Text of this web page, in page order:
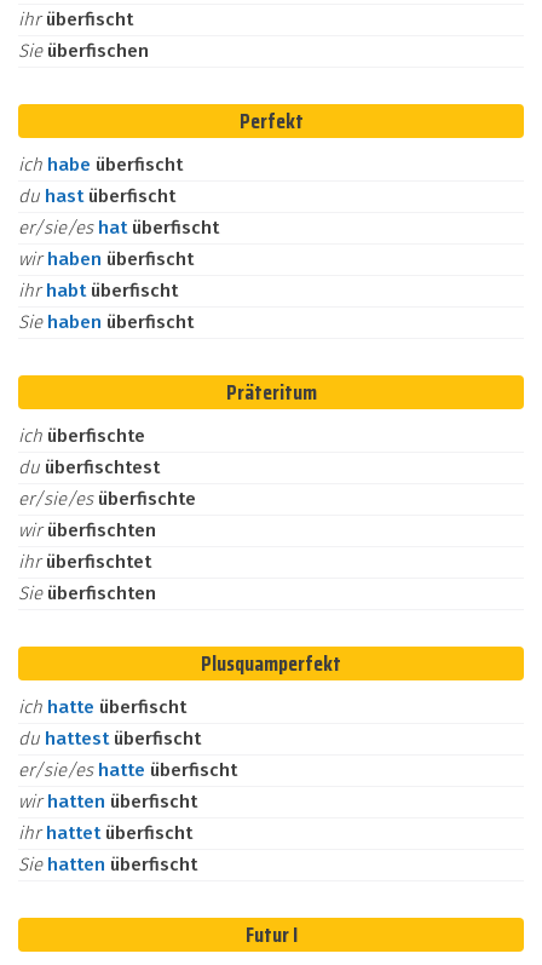
ihrüberfischt
Sie überfischen
Perfekt
ich habe überfischt
du hast überfischt
er/sie/es hat überfischt
wirhaben überfischt
ihrhabt überfischt
Sie haben überfischt
Präteritum
ich überfischte
du überfischtest
er/sie/es überfischte
wirüberfischten
ihrüberfischtet
Sie überfischten
Plusquamperfekt
ich hatte überfischt
du hattest überfischt
er/sie/es hatte überfischt
wirhatten überfischt
ihrhattet überfischt
Sie hatten überfischt
Futur I